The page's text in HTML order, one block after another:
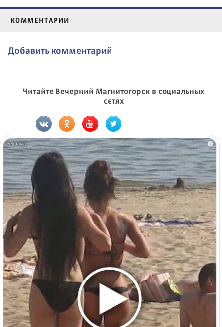
КОММЕНТАРИИ
Добавить комментарий
Читайте Вечерний Магнитогорск в социальных
сетях
i